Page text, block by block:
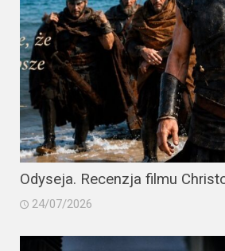
Odyseja. Recenzja filmu
24/07/2026